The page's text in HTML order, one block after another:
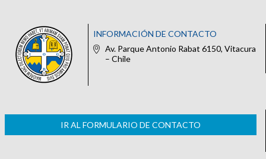
INFORMACIÓN DE CONTACTO
Av. Parque Antonio Rabat 6150, Vitacura
– Chile
IR AL FORMULARIO DE CONTACTO